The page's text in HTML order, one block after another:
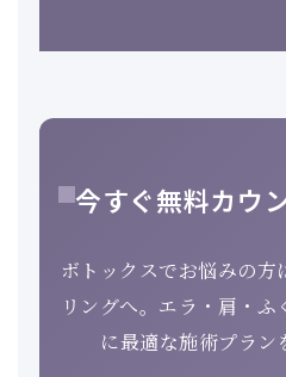
今すぐ無料カウ
ボトックスでお悩みの方
リングへ。エラ・肩・
に最適な施術プラン